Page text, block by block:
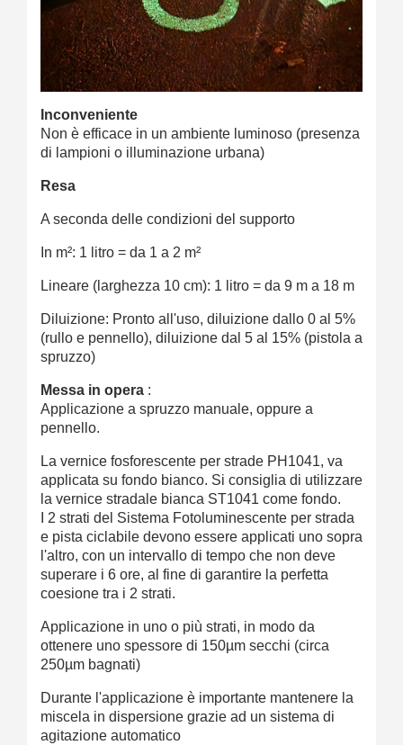
Inconveniente
Non è efficace in un ambiente luminoso (presenza
di lampioni o illuminazione urbana)
Resa
A seconda delle condizioni del supporto
In m²: 1 litro = da 1 a 2 m²
Lineare (larghezza 10 cm): 1 litro = da 9 m a 18 m
Diluizione: Pronto all'uso, diluizione dallo 0 al 5%
(rullo e pennello), diluizione dal 5 al 15% (pistola a
spruzzo)
Messa in opera :
Applicazione a spruzzo manuale, oppure a
pennello.
La vernice fosforescente per strade PH1041, va
applicata su fondo bianco. Si consiglia di utilizzare
la vernice stradale bianca ST1041 come fondo.
I 2 strati del Sistema Fotoluminescente per strada
e pista ciclabile devono essere applicati uno sopra
l'altro, con un intervallo di tempo che non deve
superare i 6 ore, al fine di garantire la perfetta
coesione tra i 2 strati.
Applicazione in uno o più strati, in modo da
ottenere uno spessore di 150µm secchi (circa
250µm bagnati)
Durante l'applicazione è importante mantenere la
miscela in dispersione grazie ad un sistema di
agitazione automatico